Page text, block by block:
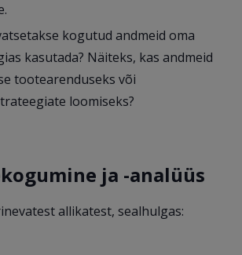
kogutud andmeid oma
kasutada? Näiteks, kas andmeid
tootearenduseks või
loomiseks?
ja -analüüs
allikatest, sealhulgas: